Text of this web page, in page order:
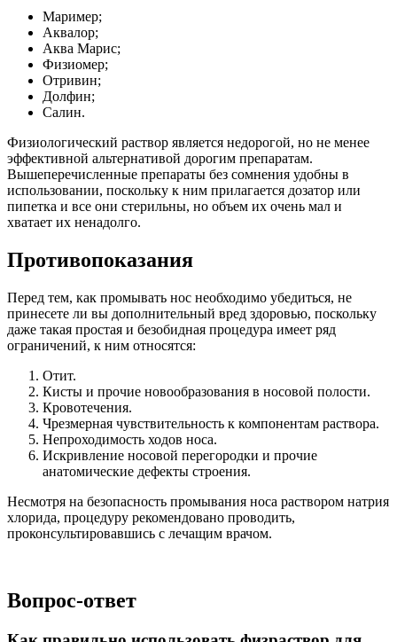
Маример;
Аквалор;
Аква Марис;
Физиомер;
Отривин;
Долфин;
Салин.
Физиологический раствор является недорогой, но не менее
эффективной альтернативой дорогим препаратам.
Вышеперечисленные препараты без сомнения удобны в
использовании, поскольку к ним прилагается дозатор или
пипетка и все они стерильны, но объем их очень мал и
хватает их ненадолго.
Противопоказания
Перед тем, как промывать нос необходимо убедиться, не
принесете ли вы дополнительный вред здоровью, поскольку
даже такая простая и безобидная процедура имеет ряд
ограничений, к ним относятся:
Отит.
Кисты и прочие новообразования в носовой полости.
Кровотечения.
Чрезмерная чувствительность к компонентам раствора.
Непроходимость ходов носа.
Искривление носовой перегородки и прочие
анатомические дефекты строения.
Несмотря на безопасность промывания носа раствором натрия
хлорида, процедуру рекомендовано проводить,
проконсультировавшись с лечащим врачом.
Вопрос-ответ